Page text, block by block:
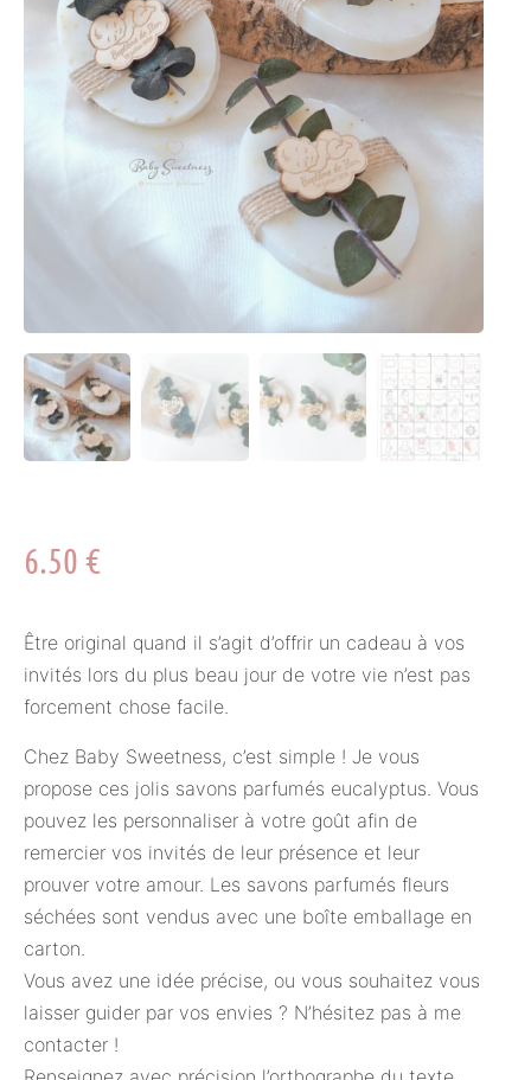
6.50 €
Être original quand il s’agit d’offrir un cadeau à vos
invités lors du plus beau jour de votre vie n’est pas
forcement chose facile.
Chez Baby Sweetness, c’est simple ! Je vous
propose ces jolis savons parfumés eucalyptus. Vous
pouvez les personnaliser à votre goût afin de
remercier vos invités de leur présence et leur
prouver votre amour. Les savons parfumés fleurs
séchées sont vendus avec une boîte emballage en
carton.
Vous avez une idée précise, ou vous souhaitez vous
laisser guider par vos envies ? N’hésitez pas à me
contacter !